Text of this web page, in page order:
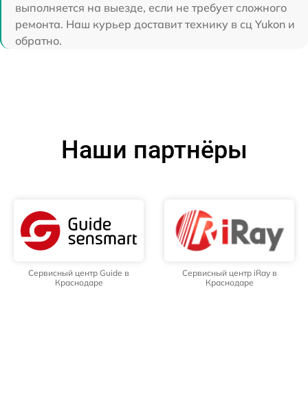
выполняется на выезде, если не требует сложного
ремонта. Наш курьер доставит технику в сц Yukon и
обратно.
Наши партнёры
Сервисный центр Guide в
Краснодаре
Сервисный центр iRay в
Краснодаре